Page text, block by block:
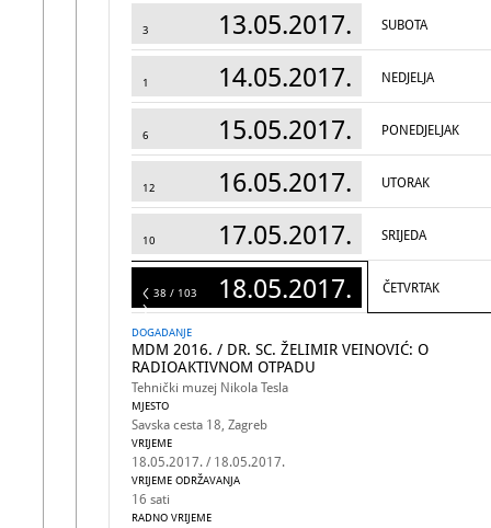
3 13.05.2017. SUBOTA
1 14.05.2017. NEDJELJA
6 15.05.2017. PONEDJELJAK
12 16.05.2017. UTORAK
10 17.05.2017. SRIJEDA
103 18.05.2017. ČETVRTAK
38 / 103
DOGADANJE
MDM 2016. / DR. SC. ŽELIMIR VEINOVIĆ: O
RADIOAKTIVNOM OTPADU
Tehnički muzej Nikola Tesla
MJESTO
Savska cesta 18, Zagreb
VRIJEME
18.05.2017. / 18.05.2017.
VRIJEME ODRŽAVANJA
16 sati
RADNO VRIJEME